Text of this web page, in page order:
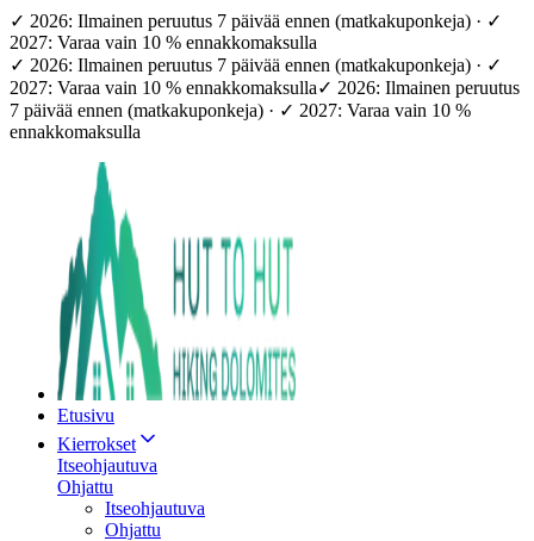
✓ 2026: Ilmainen peruutus 7 päivää ennen (matkakuponkeja) · ✓
2027: Varaa vain 10 % ennakkomaksulla
✓ 2026: Ilmainen peruutus 7 päivää ennen (matkakuponkeja) · ✓
2027: Varaa vain 10 % ennakkomaksulla✓ 2026: Ilmainen peruutus
7 päivää ennen (matkakuponkeja) · ✓ 2027: Varaa vain 10 %
ennakkomaksulla
Etusivu
Kierrokset
Itseohjautuva
Ohjattu
Itseohjautuva
Ohjattu